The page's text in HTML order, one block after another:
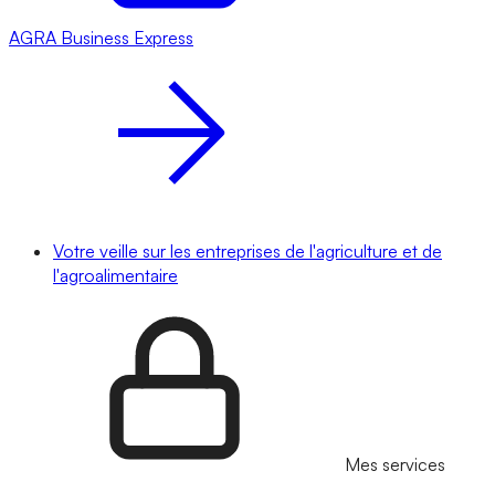
AGRA Business Express
Votre veille sur les entreprises de l'agriculture et de
l'agroalimentaire
Mes services